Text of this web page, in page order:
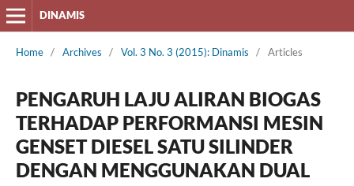
DINAMIS
Home / Archives / Vol. 3 No. 3 (2015): Dinamis / Articles
PENGARUH LAJU ALIRAN BIOGAS
TERHADAP PERFORMANSI MESIN
GENSET DIESEL SATU SILINDER
DENGAN MENGGUNAKAN DUAL